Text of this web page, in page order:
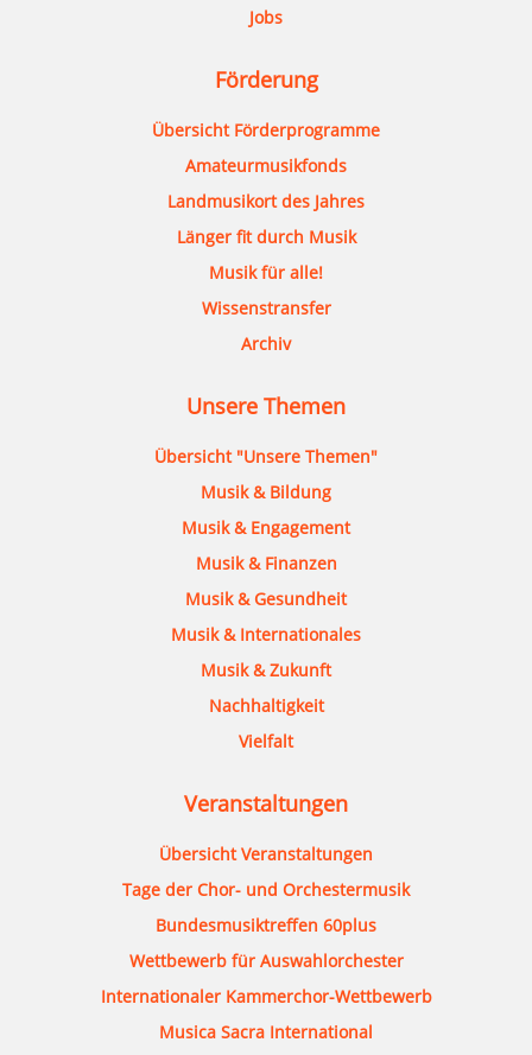
Jobs
Förderung
Übersicht Förderprogramme
Amateurmusikfonds
Landmusikort des Jahres
Länger fit durch Musik
Musik für alle!
Wissenstransfer
Archiv
Unsere Themen
Übersicht "Unsere Themen"
Musik & Bildung
Musik & Engagement
Musik & Finanzen
Musik & Gesundheit
Musik & Internationales
Musik & Zukunft
Nachhaltigkeit
Vielfalt
Veranstaltungen
Übersicht Veranstaltungen
Tage der Chor- und Orchestermusik
Bundesmusiktreffen 60plus
Wettbewerb für Auswahlorchester
Internationaler Kammerchor-Wettbewerb
Musica Sacra International